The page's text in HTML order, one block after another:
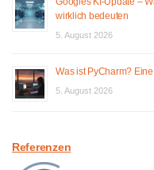
wirklich bedeuten
5. August 2026
Was ist PyCharm?
5. August 2026
Referenzen